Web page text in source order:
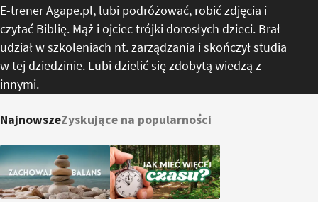
E-trener Agape.pl, lubi podróżować, robić zdjęcia i
czytać Biblię. Mąż i ojciec trójki dorosłych dzieci. Brał
udział w szkoleniach nt. zarządzania i skończył studia
w tej dziedzinie. Lubi dzielić się zdobytą wiedzą z
innymi.
NajnowszeZyskujące na popularności